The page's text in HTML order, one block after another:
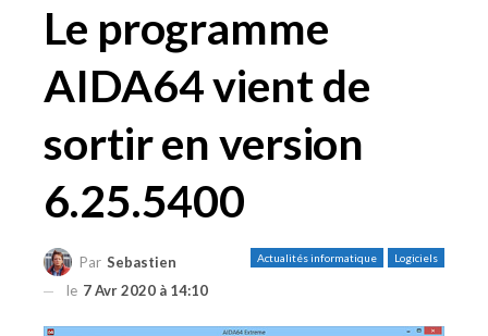
Le programme
AIDA64 vient de
sortir en version
6.25.5400
Actualités informatique Logiciels
Par Sebastien
le 7 Avr 2020 à 14:10